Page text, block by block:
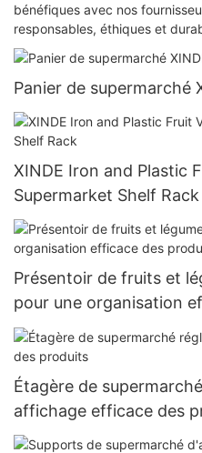
bénéfiques avec nos
responsables, éthiques et
Panier de supermarché
XINDE Iron and Plastic
Supermarket Shelf Rack
Présentoir de fruits et
pour une organisation
Étagère de
affichage efficace des